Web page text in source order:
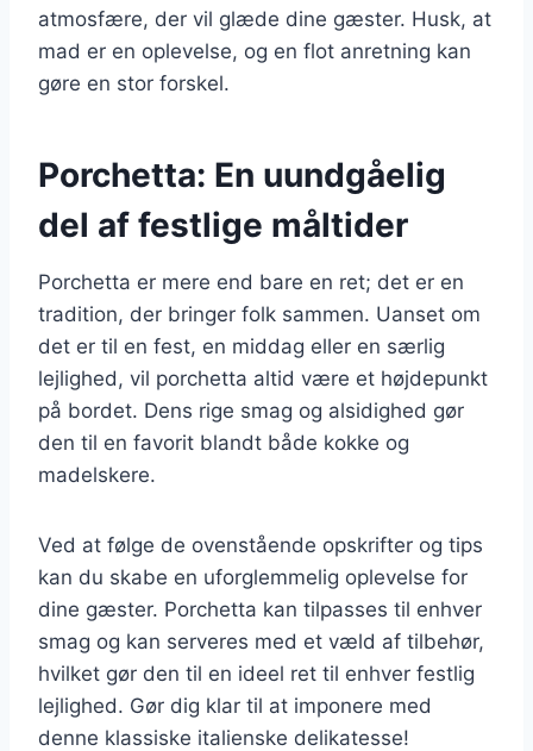
atmosfære, der vil glæde dine gæster. Husk, at
mad er en oplevelse, og en flot anretning kan
gøre en stor forskel.
Porchetta: En uundgåelig
del af festlige måltider
Porchetta er mere end bare en ret; det er en
tradition, der bringer folk sammen. Uanset om
det er til en fest, en middag eller en særlig
lejlighed, vil porchetta altid være et højdepunkt
på bordet. Dens rige smag og alsidighed gør
den til en favorit blandt både kokke og
madelskere.
Ved at følge de ovenstående opskrifter og tips
kan du skabe en uforglemmelig oplevelse for
dine gæster. Porchetta kan tilpasses til enhver
smag og kan serveres med et væld af tilbehør,
hvilket gør den til en ideel ret til enhver festlig
lejlighed. Gør dig klar til at imponere med
denne klassiske italienske delikatesse!